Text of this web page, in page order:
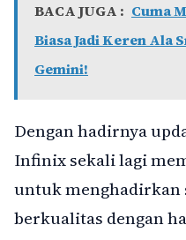
BACA JUGA : Cuma
Biasa Jadi Keren Ala
Gemini!
Dengan hadirnya
Infinix sekali lagi
untuk menghadirkan
berkualitas dengan